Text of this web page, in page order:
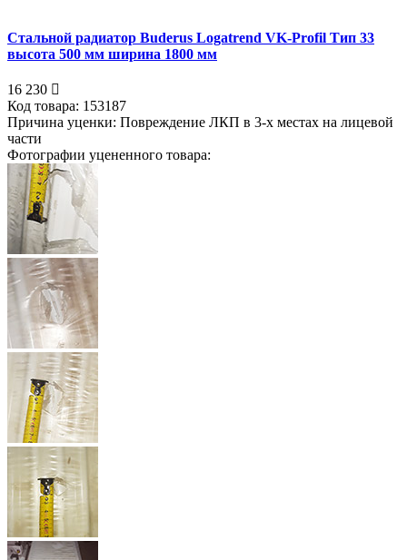
Стальной радиатор Buderus Logatrend VK-Profil Тип 33
высота 500 мм ширина 1800 мм
16 230
Код товара: 153187
Причина уценки: Повреждение ЛКП в 3-х местах на лицевой
части
Фотографии уцененного товара: